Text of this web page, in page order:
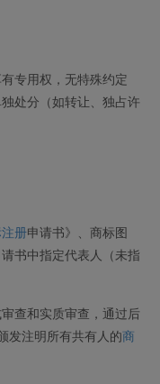
专用权，无特殊约定
处分（如转让、独占许
册申请书》、商标图
书中指定代表人（未指
查和实质审查，通过后
发注明所有共有人的商